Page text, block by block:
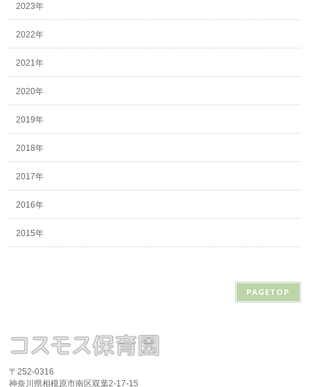
2023年
2022年
2021年
2020年
2019年
2018年
2017年
2016年
2015年
PAGETOP
〒252-0316
神奈川県相模原市南区双葉2-17-15